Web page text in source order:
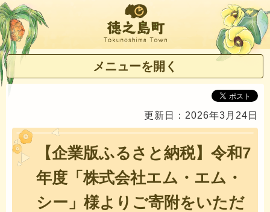
徳之島町
メニューを開く
更新日：2026年3月24日
【企業版ふるさと納税】令和7
年度「株式会社エム・エム・
シー」様よりご寄附をいただ